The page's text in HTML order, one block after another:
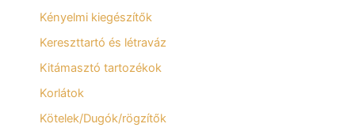
Kényelmi kiegészítők
Kereszttartó és létraváz
Kitámasztó tartozékok
Korlátok
Kötelek/Dugók/rögzítők